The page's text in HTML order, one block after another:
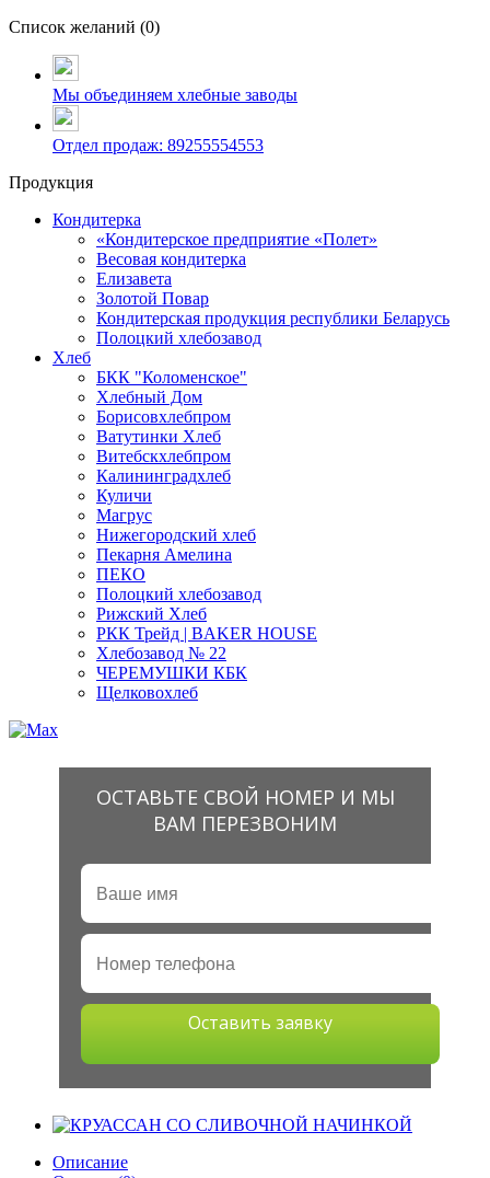
Список желаний (0)
Мы объединяем хлебные заводы
Отдел продаж: 89255554553
Продукция
Кондитерка
«Кондитерское предприятие «Полет»
Весовая кондитерка
Елизавета
Золотой Повар
Кондитерская продукция республики Беларусь
Полоцкий хлебозавод
Хлеб
БКК "Коломенское"
Хлебный Дом
Борисовхлебпром
Ватутинки Хлеб
Витебскхлебпром
Калининградхлеб
Куличи
Магрус
Нижегородский хлеб
Пекарня Амелина
ПЕКО
Полоцкий хлебозавод
Рижский Хлеб
РКК Трейд | BAKER HOUSE
Хлебозавод № 22
ЧЕРЕМУШКИ КБК
Щелковохлеб
ОСТАВЬТЕ СВОЙ НОМЕР И МЫ
ВАМ ПЕРЕЗВОНИМ
Оставить заявку
Описание